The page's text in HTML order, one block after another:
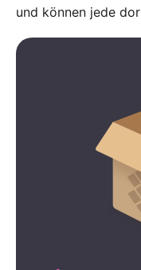
und können jede